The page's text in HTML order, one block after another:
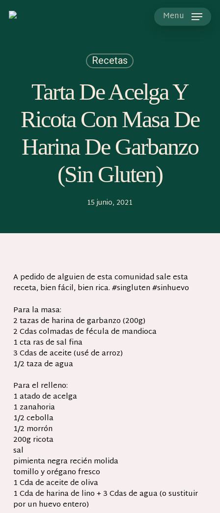
Menu
Recetas
Tarta De Acelga Y
Ricota Con Masa De
Harina De Garbanzo
(sin Gluten)
15 junio, 2021
A pedido de alguien de esta comunidad sale esta
receta, bien fácil, bien rica. #singluten #sinhuevo
Para la masa:
2 tazas de harina de garbanzo (200g)
2 Cdas colmadas de fécula de mandioca
1 cta ras de sal fina
3 Cdas de aceite (usé de arroz)
1/2 taza de agua
Para el relleno:
1 atado de acelga
1 zanahoria
1/2 cebolla
1/2 morrón
200g ricota
sal
pimienta negra recién molida
tomillo y orégano fresco
1 Cda de aceite de oliva
1 Cda de harina de lino + 3 Cdas de agua (o sustituir
por un huevo entero)